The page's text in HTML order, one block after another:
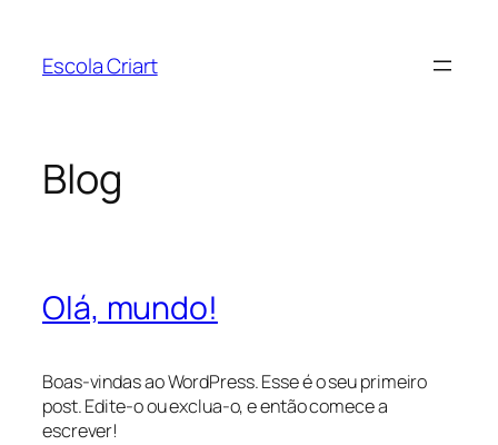
Escola Criart
Blog
Olá, mundo!
Boas-vindas ao WordPress. Esse é o seu primeiro
post. Edite-o ou exclua-o, e então comece a
escrever!